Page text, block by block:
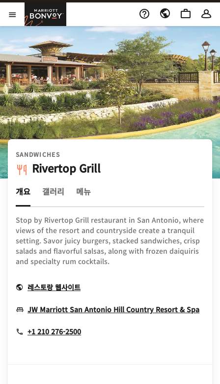
Skip to Content
메뉴 열기
Marriott Bonvoy
SANDWICHES
Rivertop Grill
개요 갤러리 메뉴
Stop by Rivertop Grill restaurant in San Antonio, where
views of the resort and countryside create a tranquil
setting. Savor juicy burgers, stacked sandwiches, crisp
salads and flavorful salsas, along with frozen daiquiris
and specialty rum cocktails.
레스토랑 웹사이트Opens In New Window
JW Marriott San Antonio Hill Country Resort & Spa
+1 210 276-2500